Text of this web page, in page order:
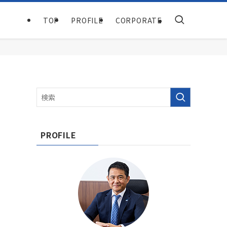
TOP PROFILE CORPORATE
PROFILE